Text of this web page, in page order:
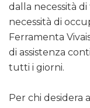
dalla necessità
necessità di
Ferramenta
di assistenza
tutti i giorni.
Per chi desidera